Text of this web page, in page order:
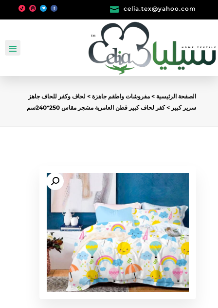
 celia.tex@yahoo.com
الصفحة الرئيسية > مفروشات واطقم جاهزة> لحاف وكفر للحاف جاهز
سرير كبير > كفر لحاف كبير قطن العامرية مشجر مقاس 250*240سم